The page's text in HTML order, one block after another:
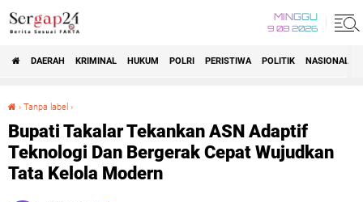
MINGGU
9 08 2026
DAERAH KRIMINAL HUKUM POLRI PERISTIWA POLITIK NASIONAL
› Tanpa label ›
Bupati Takalar Tekankan ASN Adaptif
Teknologi Dan Bergerak Cepat Wujudkan
Tata Kelola Modern